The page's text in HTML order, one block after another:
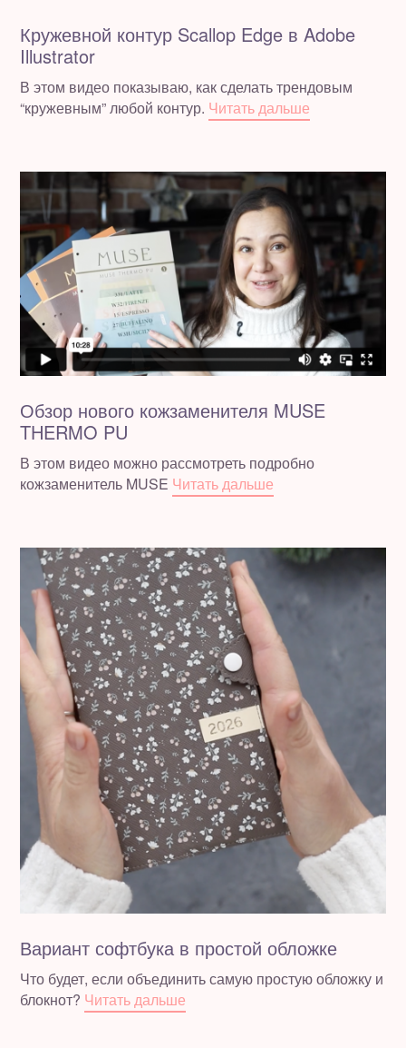
Кружевной контур Scallop Edge в Adobe
Illustrator
В этом видео показываю, как сделать трендовым
“кружевным” любой контур. Читать дальше
Обзор нового кожзаменителя MUSE
THERMO PU
В этом видео можно рассмотреть подробно
кожзаменитель MUSE Читать дальше
Вариант софтбука в простой обложке
Что будет, если объединить самую простую обложку и
блокнот? Читать дальше